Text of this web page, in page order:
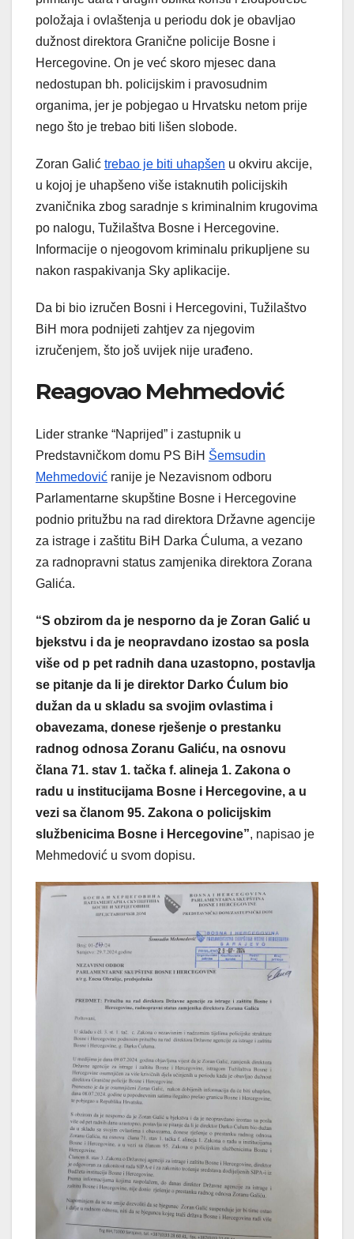
položaja i ovlaštenja u periodu dok je obavljao
dužnost direktora Granične policije Bosne i
Hercegovine. On je već skoro mjesec dana
nedostupan bh. policijskim i pravosudnim
organima, jer je pobjegao u Hrvatsku netom prije
nego što je trebao biti lišen slobode.
Zoran Galić trebao je biti uhapšen u okviru akcije,
u kojoj je uhapšeno više istaknutih policijskih
zvaničnika zbog saradnje s kriminalnim krugovima
po nalogu, Tužilaštva Bosne i Hercegovine.
Informacije o njeogovom kriminalu prikupljene su
nakon raspakivanja Sky aplikacije.
Da bi bio izručen Bosni i Hercegovini, Tužilaštvo
BiH mora podnijeti zahtjev za njegovim
izručenjem, što još uvijek nije urađeno.
Reagovao Mehmedović
Lider stranke “Naprijed” i zastupnik u
Predstavničkom domu PS BiH Šemsudin
Mehmedović ranije je Nezavisnom odboru
Parlamentarne skupštine Bosne i Hercegovine
podnio pritužbu na rad direktora Državne agencije
za istrage i zaštitu BiH Darka Ćuluma, a vezano
za radnopravni status zamjenika direktora Zorana
Galića.
“S obzirom da je nesporno da je Zoran Galić u
bjekstvu i da je neopravdano izostao sa posla
više od p pet radnih dana uzastopno, postavlja
se pitanje da li je direktor Darko Ćulum bio
dužan da u skladu sa svojim ovlastima i
obavezama, donese rješenje o prestanku
radnog odnosa Zoranu Galiću, na osnovu
člana 71. stav 1. tačka f. alineja 1. Zakona o
radu u institucijama Bosne i Hercegovine, a u
vezi sa članom 95. Zakona o policijskim
službenicima Bosne i Hercegovine”, napisao je
Mehmedović u svom dopisu.